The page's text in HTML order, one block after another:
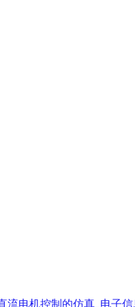
流电机控制的仿真_电子